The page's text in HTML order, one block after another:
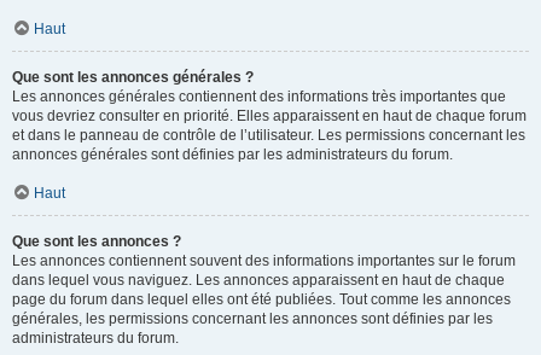
Haut
Que sont les annonces générales ?
Les annonces générales contiennent des informations très importantes que
vous devriez consulter en priorité. Elles apparaissent en haut de chaque forum
et dans le panneau de contrôle de l’utilisateur. Les permissions concernant les
annonces générales sont définies par les administrateurs du forum.
Haut
Que sont les annonces ?
Les annonces contiennent souvent des informations importantes sur le forum
dans lequel vous naviguez. Les annonces apparaissent en haut de chaque
page du forum dans lequel elles ont été publiées. Tout comme les annonces
générales, les permissions concernant les annonces sont définies par les
administrateurs du forum.